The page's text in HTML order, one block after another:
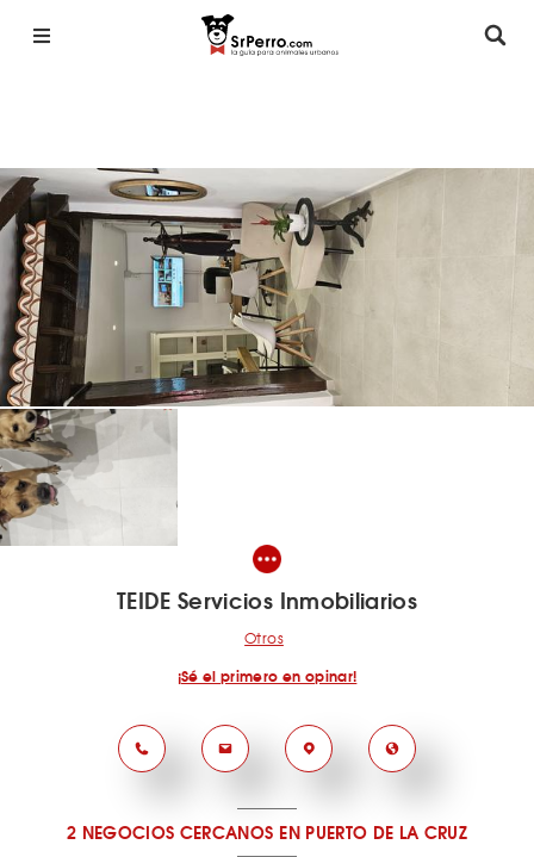
TEIDE Servicios Inmobiliarios
Otros
¡Sé el primero en opinar!
2 NEGOCIOS CERCANOS EN PUERTO DE LA CRUZ